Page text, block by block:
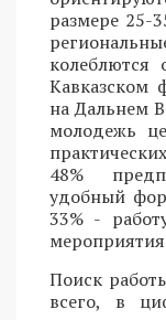
размере 25-
Кавказском
на Дальнем
молодежь
48%
удобный
33% -
Поиск
всего, в